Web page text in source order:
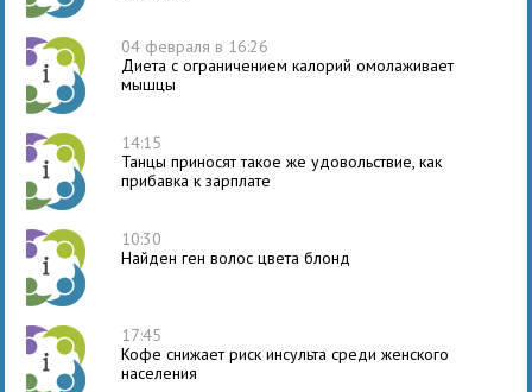
04 февраля в 16:26
Диета с ограничением калорий омолаживает
мышцы
14:15
Танцы приносят такое же удовольствие, как
прибавка к зарплате
10:30
Найден ген волос цвета блонд
17:45
Кофе снижает риск инсульта среди женского
населения